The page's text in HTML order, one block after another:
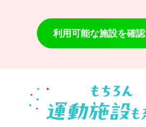
利用可能な施設を確